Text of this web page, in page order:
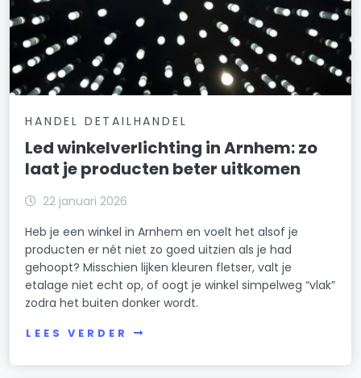
HANDEL DETAILHANDEL
Led winkelverlichting in Arnhem: zo
laat je producten beter uitkomen
22 januari 2026
Heb je een winkel in Arnhem en voelt het alsof je
producten er nét niet zo goed uitzien als je had
gehoopt? Misschien lijken kleuren fletser, valt je
etalage niet echt op, of oogt je winkel simpelweg “vlak”
zodra het buiten donker wordt.
LEES VERDER